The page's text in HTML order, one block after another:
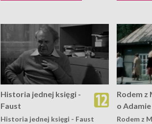
Historia jednej księgi -
Faust
Historia jednej księgi - Faust
Rodem z
o
Rodem z